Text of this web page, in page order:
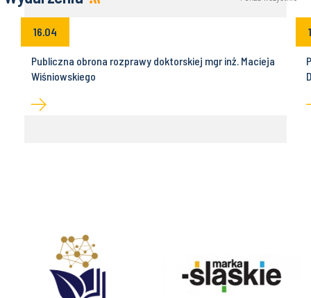
16.04
Publiczna obrona rozprawy doktorskiej mgr inż. Macieja
Wiśniowskiego